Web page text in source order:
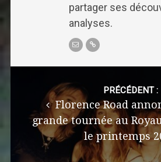
partager ses
analyses.
navigation
PRÉCÉDENT :
Florence Road
grande tournée au
le printemps